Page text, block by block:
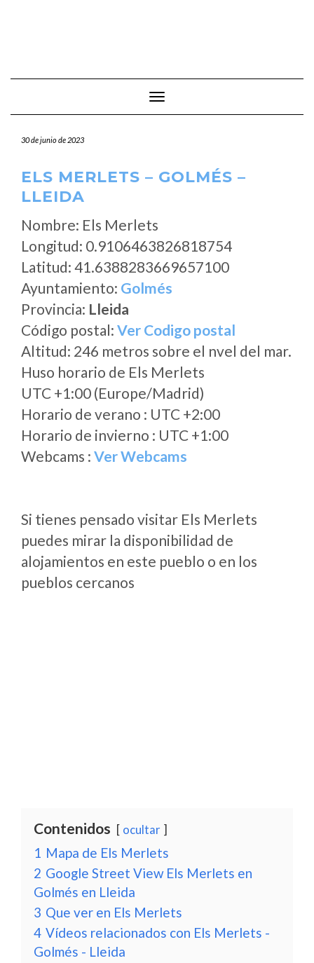
Cambiar modo de navegación
30 de junio de 2023
ELS MERLETS – GOLMÉS –
LLEIDA
Nombre: Els Merlets
Longitud: 0.9106463826818754
Latitud: 41.6388283669657100
Ayuntamiento: Golmés
Provincia: Lleida
Código postal: Ver Codigo postal
Altitud: 246 metros sobre el nvel del mar.
Huso horario de Els Merlets
UTC +1:00 (Europe/Madrid)
Horario de verano : UTC +2:00
Horario de invierno : UTC +1:00
Webcams : Ver Webcams
Si tienes pensado visitar Els Merlets
puedes mirar la disponibilidad de
alojamientos en este pueblo o en los
pueblos cercanos
Contenidos ocultar
1 Mapa de Els Merlets
2 Google Street View Els Merlets en
Golmés en Lleida
3 Que ver en Els Merlets
4 Vídeos relacionados con Els Merlets -
Golmés - Lleida